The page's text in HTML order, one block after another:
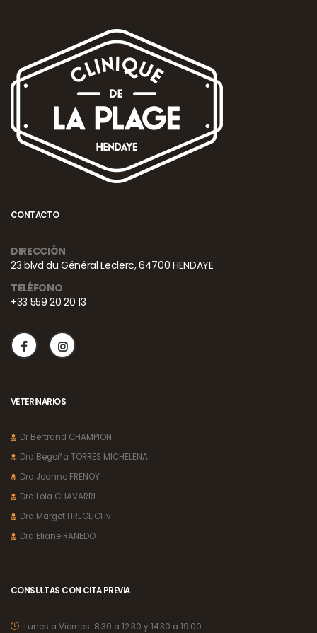
CONTACTO
DIRECCIÓN
23 blvd du Général Leclerc, 64700 HENDAYE
TELÉFONO
+33 559 20 20 13
VETERINARIOS
Dr Bertrand CHAMPION
Dra Begoña TORRES MICHELENA
Dra Jeanne FRENOY
Dra Lola CHAVARRI
Dra Margot HREGLICHv
Dra Eliane RANEDO
CONSULTAS CON CITA PREVIA
Lunes a Viernes: 8.30 a 12.30 y 14.30 a 19.00